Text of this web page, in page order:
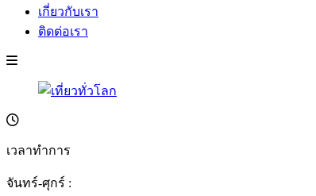
เกี่ยวกับเรา
ติดต่อเรา
เวลาทำการ
จันทร์-ศุกร์ :